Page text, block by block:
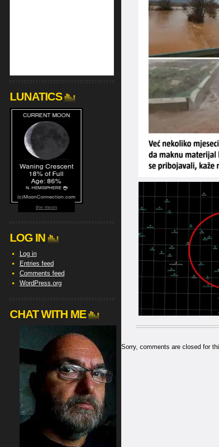
Sorry, comments are closed for
LUNATICS
the moon
LOG IN
Log in
Entries feed
Comments feed
WordPress.org
CHAT WITH ME